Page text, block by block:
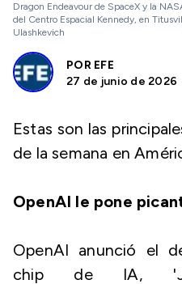
Dragon Endeavour de SpaceX y la
del Centro Espacial Kennedy, en
Ulashkevich
POR EFE
27 de junio de 2026
Estas son las
de la semana en
OpenAI le pone
OpenAI anunció el
chip de IA,